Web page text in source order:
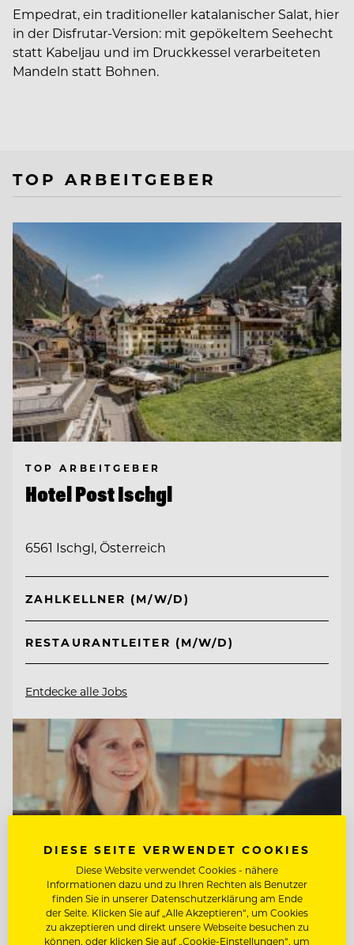
Empedrat, ein traditioneller katalanischer Salat, hier
in der Disfrutar-Version: mit gepökeltem Seehecht
statt Kabeljau und im Druckkessel verarbeiteten
Mandeln statt Bohnen.
TOP ARBEITGEBER
TOP ARBEITGEBER
Hotel Post Ischgl
6561 Ischgl, Österreich
ZAHLKELLNER (M/W/D)
RESTAURANTLEITER (M/W/D)
Entdecke alle Jobs
DIESE SEITE VERWENDET COOKIES
Diese Website verwendet Cookies - nähere
Informationen dazu und zu Ihren Rechten als Benutzer
finden Sie in unserer Datenschutzerklärung am Ende
der Seite. Klicken Sie auf „Alle Akzeptieren“, um Cookies
zu akzeptieren und direkt unsere Webseite besuchen zu
können, oder klicken Sie auf „Cookie-Einstellungen“, um